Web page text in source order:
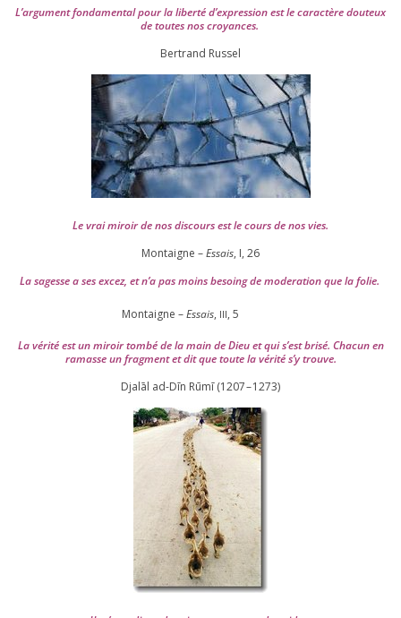
L’argument fon­da­men­tal pour la liber­té d’expression est le carac­tère dou­teux
de toutes nos croyances.
Ber­trand Russel
Le vrai miroir de nos dis­cours est le cours de nos vies.
Montaigne –Essais, I, 26
La sagesse a ses excez, et n’a pas moins besoing de mode­ra­tion que la folie.
Montaigne –Essais, III, 5
La véri­té est un miroir tom­bé de la main de Dieu et qui s’est bri­sé. Chacun en
ramasse un frag­ment et dit que toute la véri­té s’y trouve.
Djalāl ad-Dīn Rūmī (1207–1273)